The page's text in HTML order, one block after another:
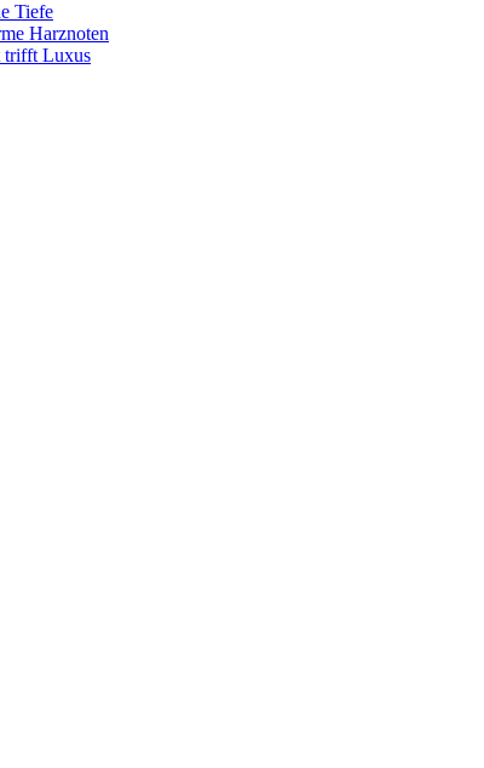
Tiefe
Harznoten
trifft Luxus